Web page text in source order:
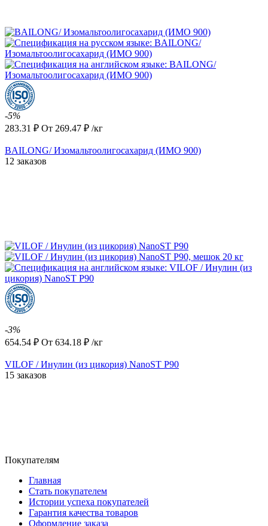
-5%
283.31 ₽ От 269.47 ₽ /кг
BAILONG/ Изомальтоолигосахарид (ИМО 900)
12 заказов
-3%
654.54 ₽ От 634.18 ₽ /кг
VILOF / Инулин (из цикория) NanoST P90
15 заказов
Покупателям
Главная
Стать покупателем
Истории успеха покупателей
Гарантия качества товаров
Оформление заказа